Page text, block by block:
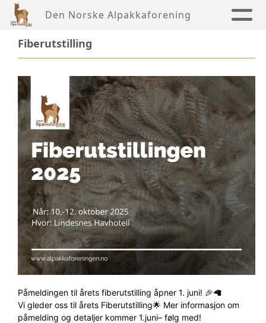
Den Norske Alpakkaforening
Fiberutstilling
Påmeldingen til årets fiberutstilling åpner 1. juni! 🎉🦙
Vi gleder oss til årets Fiberutstilling🌟 Mer informasjon om
påmelding og detaljer kommer 1.juni– følg med!